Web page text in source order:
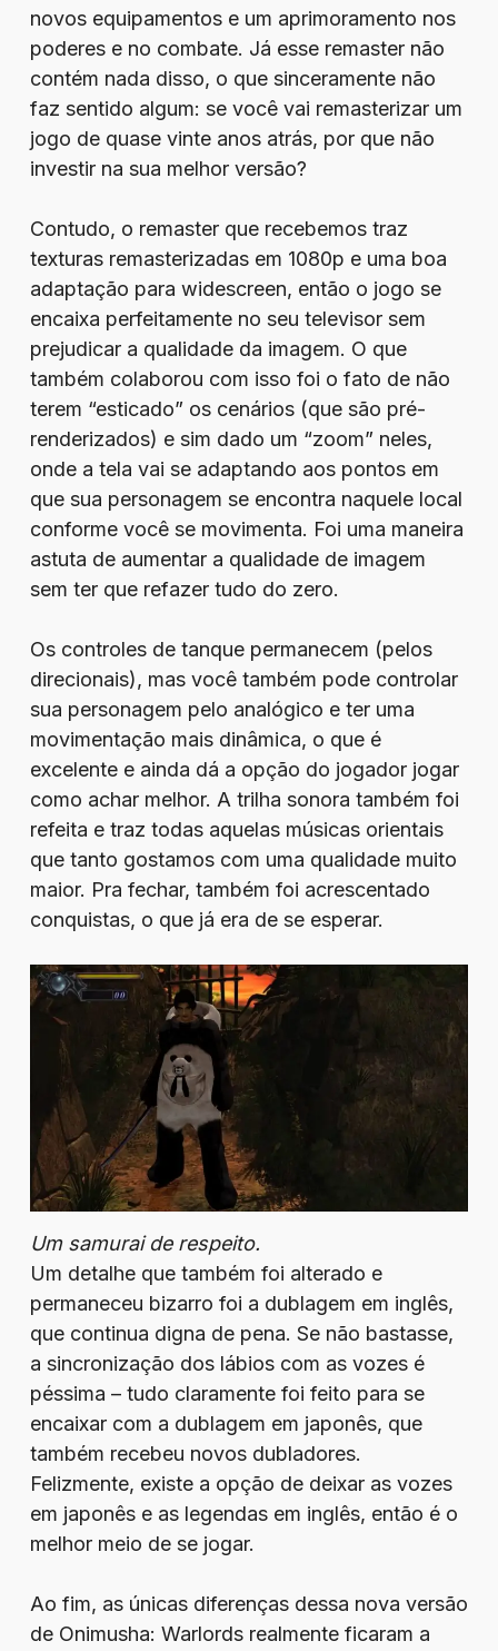
novos equipamentos e um aprimoramento nos
poderes e no combate. Já esse remaster não
contém nada disso, o que sinceramente não
faz sentido algum: se você vai remasterizar um
jogo de quase vinte anos atrás, por que não
investir na sua melhor versão?
Contudo, o remaster que recebemos traz
texturas remasterizadas em 1080p e uma boa
adaptação para widescreen, então o jogo se
encaixa perfeitamente no seu televisor sem
prejudicar a qualidade da imagem. O que
também colaborou com isso foi o fato de não
terem “esticado” os cenários (que são pré-
renderizados) e sim dado um “zoom” neles,
onde a tela vai se adaptando aos pontos em
que sua personagem se encontra naquele local
conforme você se movimenta. Foi uma maneira
astuta de aumentar a qualidade de imagem
sem ter que refazer tudo do zero.
Os controles de tanque permanecem (pelos
direcionais), mas você também pode controlar
sua personagem pelo analógico e ter uma
movimentação mais dinâmica, o que é
excelente e ainda dá a opção do jogador jogar
como achar melhor. A trilha sonora também foi
refeita e traz todas aquelas músicas orientais
que tanto gostamos com uma qualidade muito
maior. Pra fechar, também foi acrescentado
conquistas, o que já era de se esperar.
Um samurai de respeito.
Um detalhe que também foi alterado e
permaneceu bizarro foi a dublagem em inglês,
que continua digna de pena. Se não bastasse,
a sincronização dos lábios com as vozes é
péssima – tudo claramente foi feito para se
encaixar com a dublagem em japonês, que
também recebeu novos dubladores.
Felizmente, existe a opção de deixar as vozes
em japonês e as legendas em inglês, então é o
melhor meio de se jogar.
Ao fim, as únicas diferenças dessa nova versão
de Onimusha: Warlords realmente ficaram a